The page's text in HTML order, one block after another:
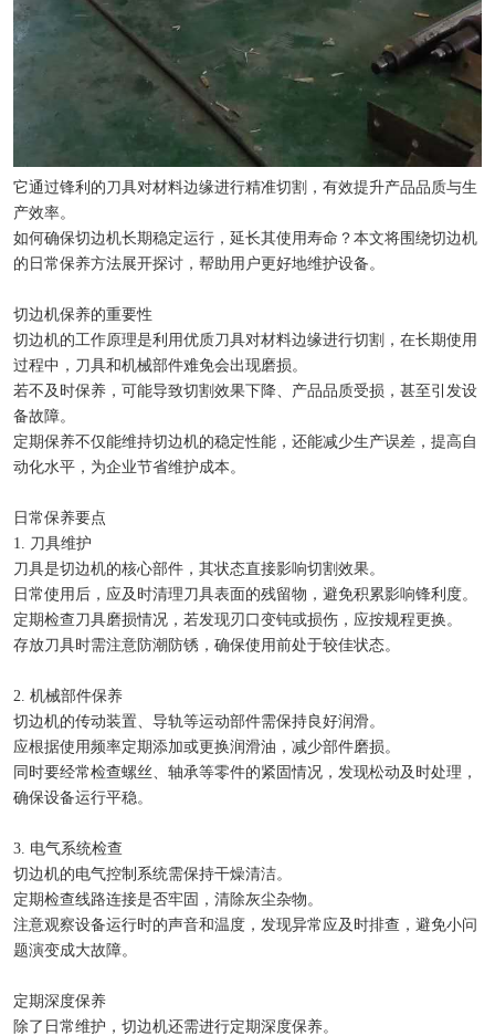
它通过锋利的刀具对材料边缘进行精准切割，有效提升产品品质与生
产效率。
如何确保切边机长期稳定运行，延长其使用寿命？本文将围绕切边机
的日常保养方法展开探讨，帮助用户更好地维护设备。
切边机保养的重要性
切边机的工作原理是利用优质刀具对材料边缘进行切割，在长期使用
过程中，刀具和机械部件难免会出现磨损。
若不及时保养，可能导致切割效果下降、产品品质受损，甚至引发设
备故障。
定期保养不仅能维持切边机的稳定性能，还能减少生产误差，提高自
动化水平，为企业节省维护成本。
日常保养要点
1. 刀具维护
刀具是切边机的核心部件，其状态直接影响切割效果。
日常使用后，应及时清理刀具表面的残留物，避免积累影响锋利度。
定期检查刀具磨损情况，若发现刃口变钝或损伤，应按规程更换。
存放刀具时需注意防潮防锈，确保使用前处于较佳状态。
2. 机械部件保养
切边机的传动装置、导轨等运动部件需保持良好润滑。
应根据使用频率定期添加或更换润滑油，减少部件磨损。
同时要经常检查螺丝、轴承等零件的紧固情况，发现松动及时处理，
确保设备运行平稳。
3. 电气系统检查
切边机的电气控制系统需保持干燥清洁。
定期检查线路连接是否牢固，清除灰尘杂物。
注意观察设备运行时的声音和温度，发现异常应及时排查，避免小问
题演变成大故障。
定期深度保养
除了日常维护，切边机还需进行定期深度保养。